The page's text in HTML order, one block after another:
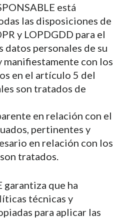
está
las disposiciones de
y LOPDGDD para el
personales de su
manifiestamente con los
en el artículo 5 del
son tratados de
en relación con el
pertinentes y
en relación con los
tratados.
garantiza que ha
técnicas y
para aplicar las